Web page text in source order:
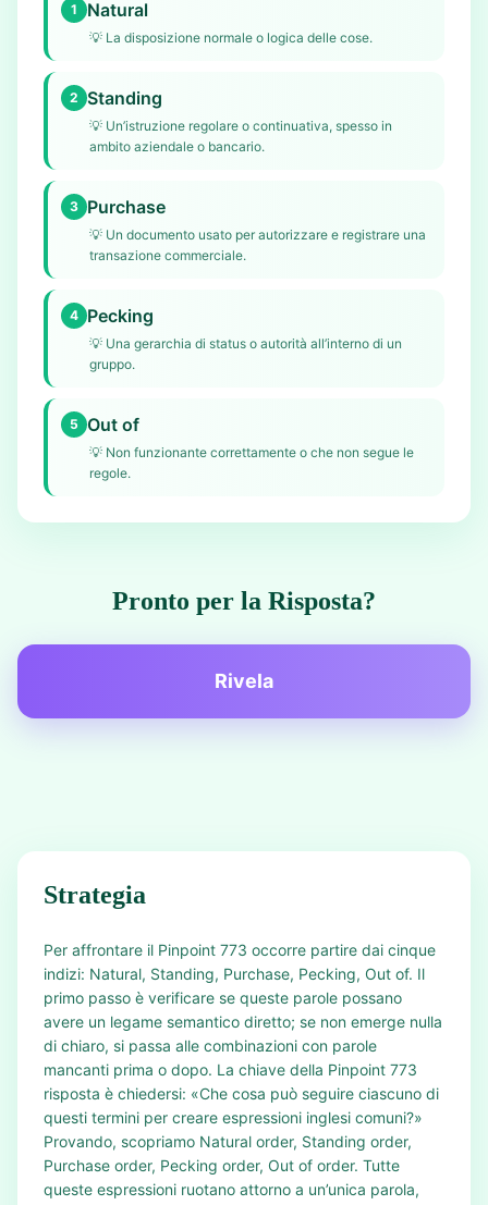
1 Natural
💡 La disposizione normale o logica delle cose.
2 Standing
💡 Un’istruzione regolare o continuativa, spesso in
ambito aziendale o bancario.
3 Purchase
💡 Un documento usato per autorizzare e registrare una
transazione commerciale.
4 Pecking
💡 Una gerarchia di status o autorità all’interno di un
gruppo.
5 Out of
💡 Non funzionante correttamente o che non segue le
regole.
Pronto per la Risposta?
Rivela
Strategia
Per affrontare il Pinpoint 773 occorre partire dai cinque
indizi: Natural, Standing, Purchase, Pecking, Out of. Il
primo passo è verificare se queste parole possano
avere un legame semantico diretto; se non emerge nulla
di chiaro, si passa alle combinazioni con parole
mancanti prima o dopo. La chiave della Pinpoint 773
risposta è chiedersi: «Che cosa può seguire ciascuno di
questi termini per creare espressioni inglesi comuni?»
Provando, scopriamo Natural order, Standing order,
Purchase order, Pecking order, Out of order. Tutte
queste espressioni ruotano attorno a un’unica parola,